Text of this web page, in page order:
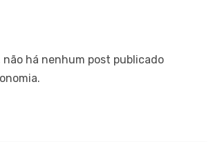
não há nenhum post publicado